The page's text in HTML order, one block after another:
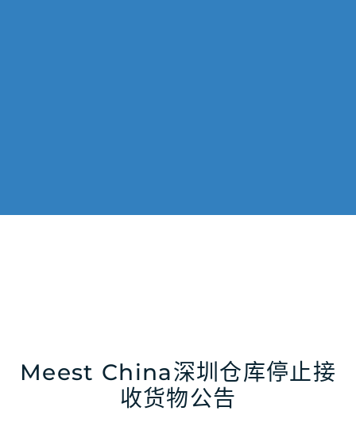
Meest China深圳仓库停止接
收货物公告